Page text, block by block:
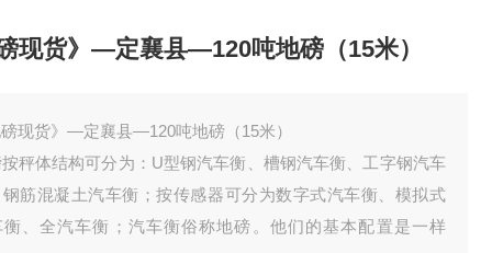
磅现货》—定襄县—120吨地磅（15米）
磅现货》—定襄县—120吨地磅（15米）
秤体结构可分为：U型钢汽车衡、槽钢汽车衡、工字钢汽车
筋混凝土汽车衡；按传感器可分为数字式汽车衡、模拟式
衡、全汽车衡；汽车衡俗称地磅。他们的基本配置是一样